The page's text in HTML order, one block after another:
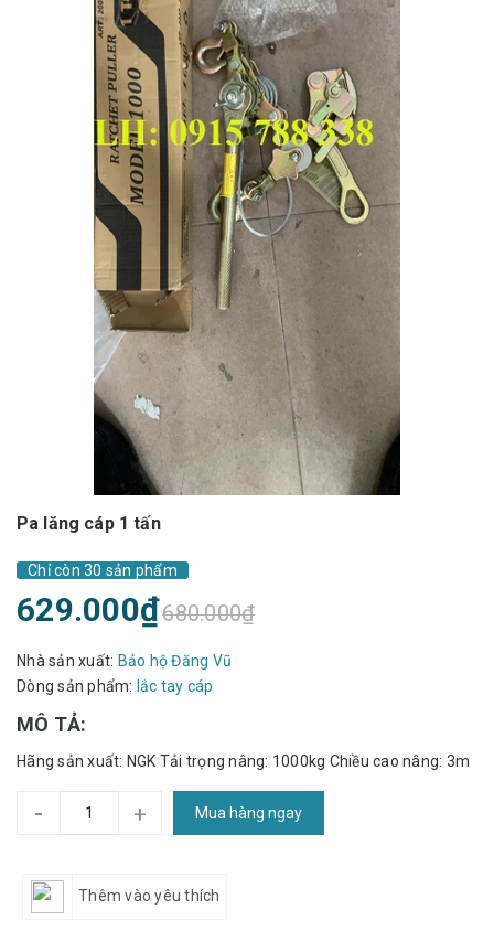
Pa lăng cáp 1 tấn
Chỉ còn 30 sản phẩm
629.000₫680.000₫
Nhà sản xuất: Bảo hộ Đăng Vũ
Dòng sản phẩm: lắc tay cáp
MÔ TẢ:
Hãng sản xuất: NGK Tải trọng nâng: 1000kg Chiều cao nâng: 3m
- + Mua hàng ngay
Thêm vào yêu thích